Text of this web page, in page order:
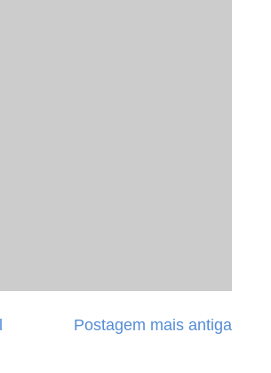
Postagem mais antiga